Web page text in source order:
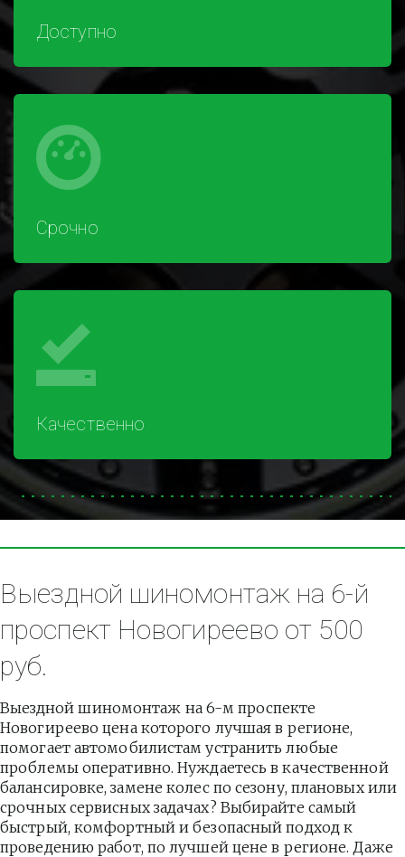
Доступно
Срочно
Качественно
Выездной шиномонтаж на 6-й
проспект Новогиреево от 500
руб.
Выездной шиномонтаж на 6-м проспекте
Новогиреево цена которого лучшая в регионе,
помогает автомобилистам устранить любые
проблемы оперативно. Нуждаетесь в качественной
балансировке, замене колес по сезону, плановых или
срочных сервисных задачах? Выбирайте самый
быстрый, комфортный и безопасный подход к
проведению работ, по лучшей цене в регионе. Даже